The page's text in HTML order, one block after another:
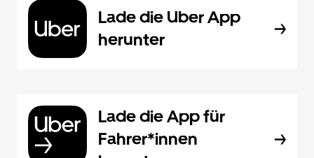
Lade die Uber App
herunter
Lade die App für
Fahrer*innen